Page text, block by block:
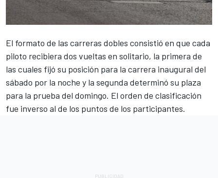
El formato de las carreras dobles consistió en que cada
piloto recibiera dos vueltas en solitario, la primera de
las cuales fijó su posición para la carrera inaugural del
sábado por la noche y la segunda determinó su plaza
para la prueba del domingo. El orden de clasificación
fue inverso al de los puntos de los participantes.